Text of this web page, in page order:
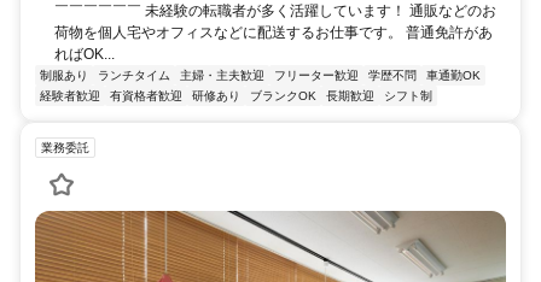
￣￣￣￣￣￣ 未経験の転職者が多く活躍しています！ 通販などのお
荷物を個人宅やオフィスなどに配送するお仕事です。 普通免許があ
ればOK...
制服あり ランチタイム 主婦・主夫歓迎 フリーター歓迎 学歴不問
車通勤OK
経験者歓迎
有資格者歓迎 研修あり ブランクOK 長期歓迎 シフト制
業務委託